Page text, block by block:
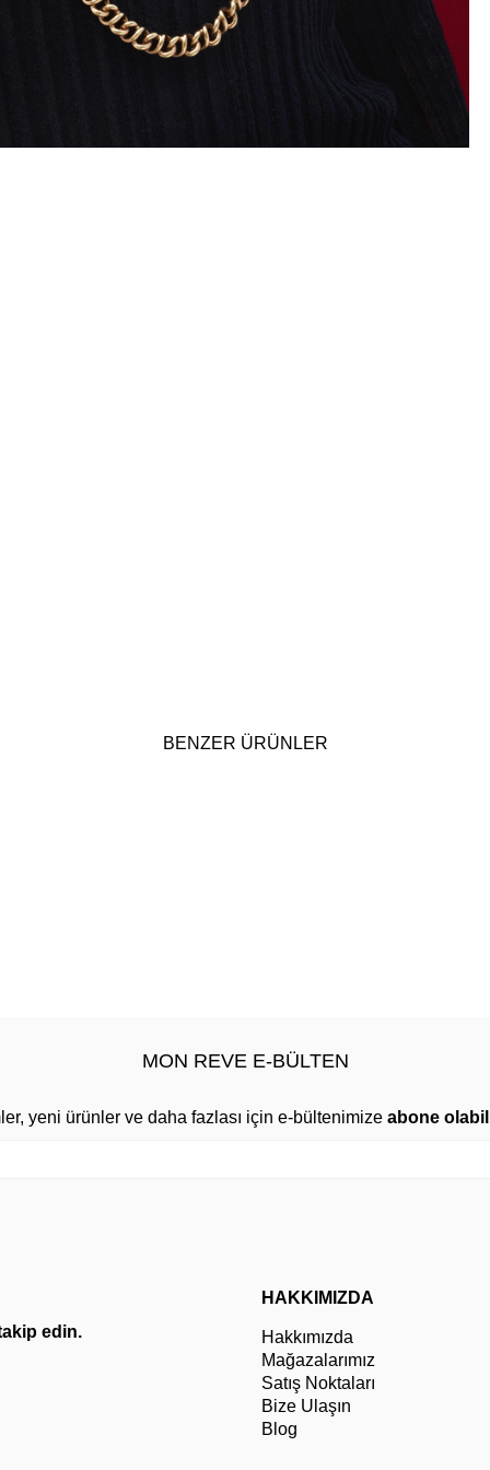
BENZER ÜRÜNLER
MON REVE E-BÜLTEN
yeni ürünler ve daha fazlası için e-bültenimize abone
edin.
HAKKIMIZDA
Hakkımızda
Mağazalarımız
Satış Noktaları
Bize Ulaşın
Blog